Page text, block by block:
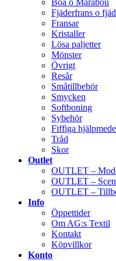
Boa o Marabou
Fjäderfrans o
Fransar
Kristaller
Lösa paljetter
Mönster
Övrigt
Resår
Småtillbehör
Smycken
Softboning
Sybehör
Fiffiga
Tråd
Skor
Outlet
OUTLET –
OUTLET –
OUTLET –
Info
Öppettider
Om AG:s Textil
Kontakt
Köpvillkor
Konto